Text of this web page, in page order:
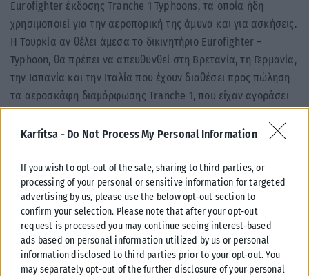
Karfitsa - Do Not Process My Personal Information
If you wish to opt-out of the sale, sharing to third parties, or
processing of your personal or sensitive information for targeted
advertising by us, please use the below opt-out section to
confirm your selection. Please note that after your opt-out
request is processed you may continue seeing interest-based
ads based on personal information utilized by us or personal
information disclosed to third parties prior to your opt-out. You
may separately opt-out of the further disclosure of your personal
Eurofighter έκδοσης Tranche 1 Typhoons, τα οποία ήδη
χρησιμοποιεί για την αεροπορική της άμυνα και για ασκήσεις.
Η Τουρκία αν θέλει άμεσα το δικινητήριο Εurofighter –
Typhoon, θα πρέπει να απευθυνθεί στη Βρετανία, τη Γερμανία,
την Ισπανία και την Ιταλία που έχουν διαθέσει προς πώληση
τα αεροσκάφη διαμόρφωσης Tranche 1, που είχαν αγοράσει
προ εικοσαετίας. Η αγορά όμως της έκδοσης Tranche 1
Typhoons από τη Βρετανία δεν θα ήταν εφικτή για την
τα πρότυπα 4++ γενιάς, που θα έκαναν την αεροπορία της πιο
ισχυρή.
Τα μαχητικά αυτά δεν έχουν δυνατότητα αξιοποίησης όπλων
αέρος-εδάφους και είναι ξεπερασμένα. Μπορούν να φέρουν
μόνο πυραύλους αέρος-αέρος των τύπων AIM-120C AMRAAM,
AIM-9 Sidewinder, IRIS-T (τα γερμανικά) και ASRAAM (μόνο τα